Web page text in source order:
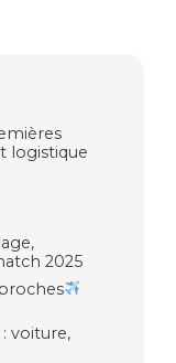
logistique
2025
voiture,